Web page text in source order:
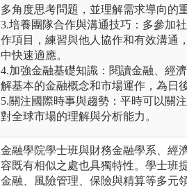
多角度思考問題，並理解需求導向的
3.培養團隊合作與溝通技巧：多參加
作項目，練習與他人協作和有效溝通
中快速適應。
4.加強金融基礎知識：閱讀金融、經
解基本的金融概念和市場運作，為日
5.關注國際時事與趨勢：平時可以關
對全球市場的理解與分析能力。
金融學院學士班與財務金融學系、經
容既有相似之處也具獨特性。學士班
金融、風險管理、保險與精算等多元